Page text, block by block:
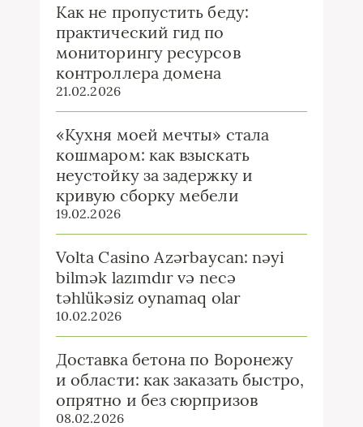
Как не пропустить беду:
практический гид по
мониторингу ресурсов
контроллера домена
21.02.2026
«Кухня моей мечты» стала
кошмаром: как взыскать
неустойку за задержку и
кривую сборку мебели
19.02.2026
Volta Casino Azərbaycan: nəyi
bilmək lazımdır və necə
təhlükəsiz oynamaq olar
10.02.2026
Доставка бетона по Воронежу
и области: как заказать быстро,
опрятно и без сюрпризов
08.02.2026